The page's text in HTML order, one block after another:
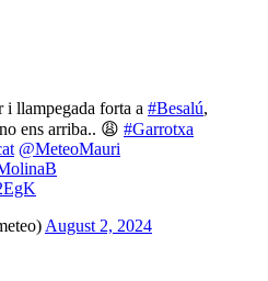
i llampegada forta a #Besalú,
ens arriba.. 😩 #Garrotxa
@MeteoMauri
August 2, 2024